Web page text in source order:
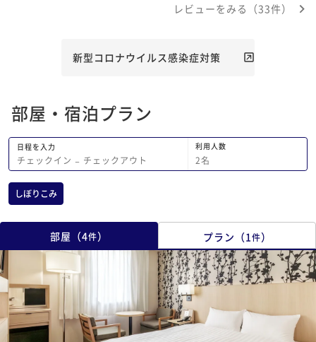
とうございました。
一にチェックアウト
レビューをみる（33件）
新型コロナウイルス感染症対策
部屋・宿泊プラン
日程を入力
チェックイン − チェックアウト
利用人数
2名
しぼりこみ
部屋 （4件） プラン （1 件）